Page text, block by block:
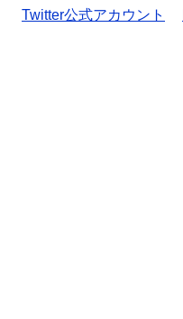
Twitter公式アカウント